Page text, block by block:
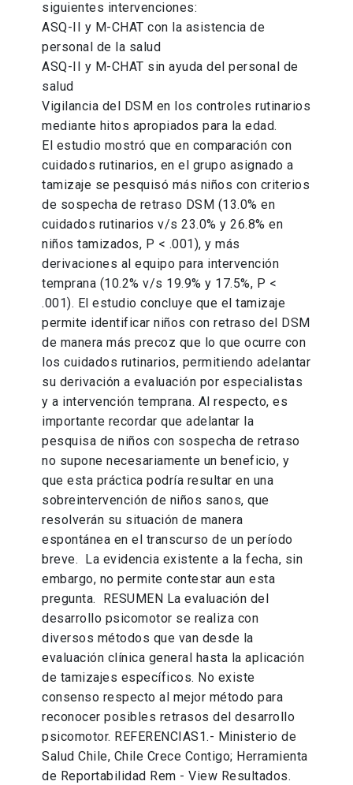
siguientes intervenciones:
ASQ-II y M-CHAT con la asistencia de
personal de la salud
ASQ-II y M-CHAT sin ayuda del personal de
salud
Vigilancia del DSM en los controles rutinarios
mediante hitos apropiados para la edad.
El estudio mostró que en comparación con
cuidados rutinarios, en el grupo asignado a
tamizaje se pesquisó más niños con criterios
de sospecha de retraso DSM (13.0% en
cuidados rutinarios v/s 23.0% y 26.8% en
niños tamizados, P < .001), y más
derivaciones al equipo para intervención
temprana (10.2% v/s 19.9% y 17.5%, P <
.001). El estudio concluye que el tamizaje
permite identificar niños con retraso del DSM
de manera más precoz que lo que ocurre con
los cuidados rutinarios, permitiendo adelantar
su derivación a evaluación por especialistas
y a intervención temprana. Al respecto, es
importante recordar que adelantar la
pesquisa de niños con sospecha de retraso
no supone necesariamente un beneficio, y
que esta práctica podría resultar en una
sobreintervención de niños sanos, que
resolverán su situación de manera
espontánea en el transcurso de un período
breve. La evidencia existente a la fecha, sin
embargo, no permite contestar aun esta
pregunta. RESUMEN La evaluación del
desarrollo psicomotor se realiza con
diversos métodos que van desde la
evaluación clínica general hasta la aplicación
de tamizajes específicos. No existe
consenso respecto al mejor método para
reconocer posibles retrasos del desarrollo
psicomotor. REFERENCIAS1.- Ministerio de
Salud Chile, Chile Crece Contigo; Herramienta
de Reportabilidad Rem - View Resultados.